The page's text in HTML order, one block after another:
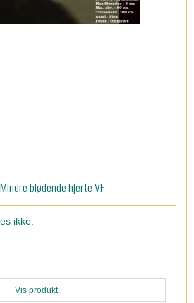
blødende hjerte VF
ikke.
Vis produkt